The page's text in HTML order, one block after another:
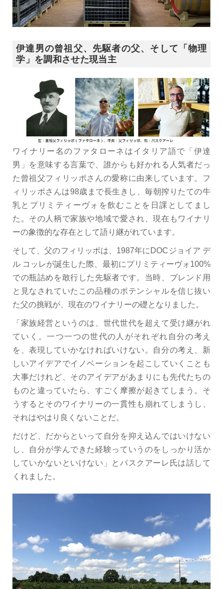
伊達男の曾祖父、先駆者の父、そして「物理
学」を調和させた現当主
ワイナリー名のファタローネはイタリア語で「伊達
男」を意味する言葉で、誰からも好かれる人気者だっ
た曾祖父フィリッポさんの愛称に由来しています。フ
ィリッポさんは98歳まで長生きし、毎朝搾りたての牛
乳とプリミティーヴォを飲むことを日課としてまし
た。その人柄で家族や地域で愛され、現在もワイナリ
ーの象徴的な存在として語り継がれています。
そして、父のフィリッポは、1987年にDOCジョイア デ
ル コッレが誕生した際、最初にプリミティーヴォ100%
での瓶詰めを敢行した先駆者です。当時、ブレンド用
と見なされていたこの品種のポテンシャルを信じ抜い
た父の挑戦が、現在のワイナリーの礎となりました。
「家族経営というのは、世代世代を超えて受け継がれ
ていく。一つ一つの世代の人がそれぞれ自分の考え
を、表現していかなければいけない。自分の考え、新
しいアイデアでイノベーションを起こしていくことも
大事だけれど、そのアイデアがあまりにも先代たちの
ものと違っていたら、すごく摩擦が起きてしまう。そ
うするとそのワイナリーの一貫性も崩れてしまうし、
それはやはり良くないことだ。
だけど、だからといって自分を抑え込んではいけない
し、自分が学んできた経験っていうのをしっかり活か
していかないといけない」とパスクアーレ氏は話して
くれました。